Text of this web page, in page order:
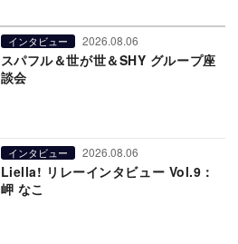
インタビュー 2026.08.06
スパフル＆世が世＆SHY グループ座
談会
インタビュー 2026.08.06
Liella! リレーインタビュー Vol.9：
岬 なこ